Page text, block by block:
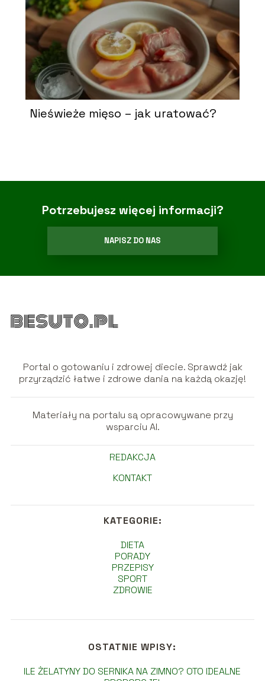
Nieświeże mięso – jak uratować?
Potrzebujesz więcej informacji?
NAPISZ DO NAS
Portal o gotowaniu i zdrowej diecie. Sprawdź jak
przyrządzić łatwe i zdrowe dania na każdą okazję!
Materiały na portalu są opracowywane przy
wsparciu AI.
REDAKCJA
KONTAKT
KATEGORIE:
DIETA
PORADY
PRZEPISY
SPORT
ZDROWIE
OSTATNIE WPISY:
ILE ŻELATYNY DO SERNIKA NA ZIMNO? OTO IDEALNE